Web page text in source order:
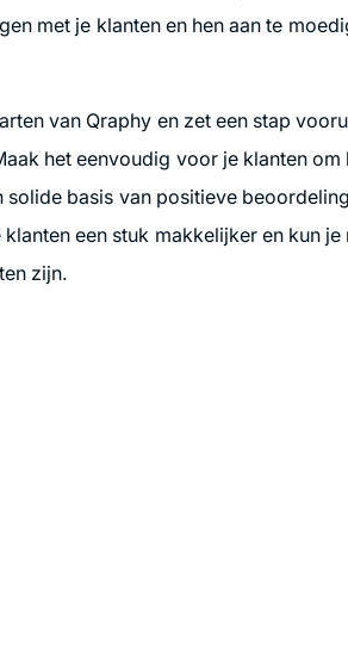
met je klanten en hen aan te
van Qraphy en zet een stap
het eenvoudig voor je klanten om
basis van positieve
een stuk makkelijker en kun
zijn.